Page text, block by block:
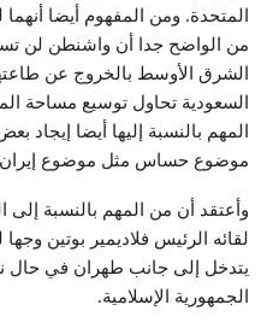
المتحدة. ومن المفهوم أيضا
من الواضح جدا أن واشنطن لن
الشرق الأوسط بالخروج عن
السعودية تحاول توسيع مساحة
المهم بالنسبة إليها أيضا
موضوع حساس مثل موضوع إيران
وأعتقد أن من المهم بالنسبة
لقائه الرئيس فلاديمير بوتين
يتدخل إلى جانب طهران في
الجمهورية الإسلامية.